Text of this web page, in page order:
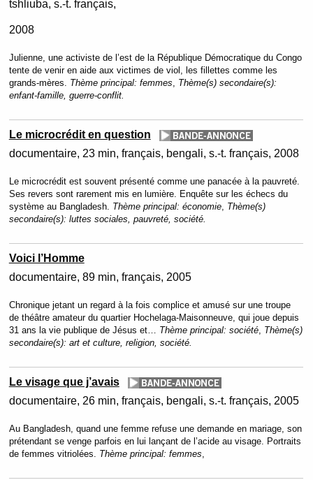
tshliuba, s.-t. français
2008
Julienne, une activiste de l’est de la République Démocratique du Congo
tente de venir en aide aux victimes de viol, les fillettes comme les
grands-mères. Thème principal: femmes, Thème(s) secondaire(s):
enfant-famille, guerre-conflit.
Le microcrédit en question
documentaire 23 min français, bengali, s.-t. français 2008
Le microcrédit est souvent présenté comme une panacée à la pauvreté.
Ses revers sont rarement mis en lumière. Enquête sur les échecs du
système au Bangladesh. Thème principal: économie, Thème(s)
secondaire(s): luttes sociales, pauvreté, société.
Voici l’Homme
documentaire 89 min français 2005
Chronique jetant un regard à la fois complice et amusé sur une troupe
de théâtre amateur du quartier Hochelaga-Maisonneuve, qui joue depuis
31 ans la vie publique de Jésus et… Thème principal: société, Thème(s)
secondaire(s): art et culture, religion, société.
Le visage que j’avais
documentaire 26 min français, bengali, s.-t. français 2005
Au Bangladesh, quand une femme refuse une demande en mariage, son
prétendant se venge parfois en lui lançant de l’acide au visage. Portraits
de femmes vitriolées. Thème principal: femmes,